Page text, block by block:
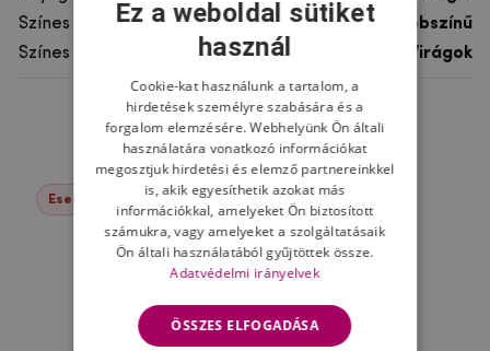
Színes
többszínű
Színes motívum
Virágok
Ne felejtsd el
Események -22%
Ez a weboldal sütiket
használ
Cookie-kat használunk a tartalom, a
hirdetések személyre szabására és a
forgalom elemzésére. Webhelyünk Ön általi
használatára vonatkozó információkat
megosztjuk hirdetési és elemző partnereinkkel
is, akik egyesíthetik azokat más
információkkal, amelyeket Ön biztosított
számukra, vagy amelyeket a szolgáltatásaik
Ön általi használatából gyűjtöttek össze.
Adatvédelmi irányelvek
ÖSSZES ELFOGADÁSA